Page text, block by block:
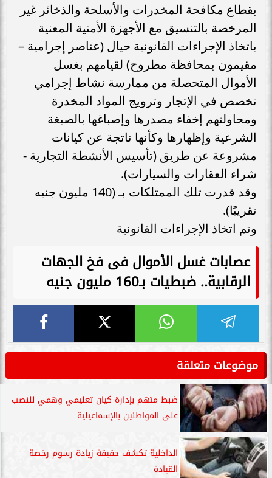
بقطاع مكافحة المخدرات والأسلحة والذخائر غير
المرخصة بالتنسيق مع الأجهزة الأمنية المعنية
باتخاذ الإجراءات القانونية حيال (عناصر إجرامية –
مقيمون بمحافظة مطروح) لقيامهم بغسل
الأموال المتحصلة من ممارسة نشاط إجرامي
تخصص في الإتجار وترويج المواد المخدرة
ومحاولتهم إخفاء مصدرها وإصباغها بالصبغة
الشرعية وإظهارها وكأنها ناتجة عن كيانات
مشروعة عن طريق (تأسيس الأنشطة التجارية -
شراء العقارات والسيارات).
وقد قدرت تلك الممتلكات بـ (140 مليون جنيه
تقريبًا).
وتم اتخاذ الإجراءات القانونية
عصابات غسل الأموال فى فخ الجهات
الرقابية.. ضبطيات بـ160 مليون جنيه
موضوعات متعلقة
ضبط متهم بإدارة كيان تعليمي وهمي للنصب
على المواطنين بالإسماعيلية
الداخلية تكشف حقيقة زيادة رسوم رخصة
القيادة